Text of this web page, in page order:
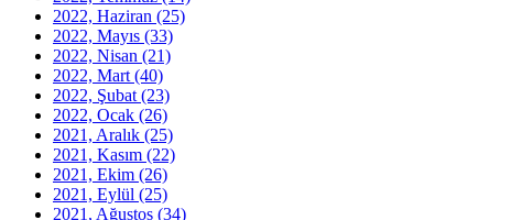
2022, Haziran (25)
2022, Mayıs (33)
2022, Nisan (21)
2022, Mart (40)
2022, Şubat (23)
2022, Ocak (26)
2021, Aralık (25)
2021, Kasım (22)
2021, Ekim (26)
2021, Eylül (25)
2021, Ağustos (34)